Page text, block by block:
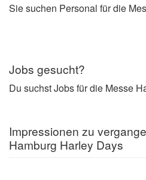
Sie suchen Personal für die
Jobs gesucht?
Du suchst Jobs für die Messe
Impressionen zu
Hamburg Harley Days